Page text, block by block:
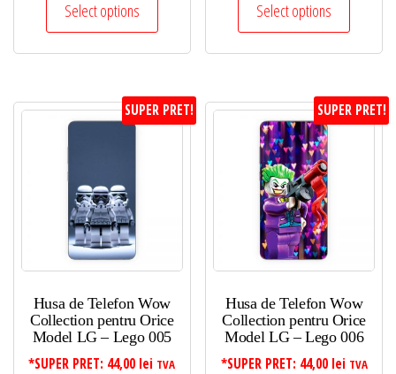
Select options Select options
SUPER PRET!
Husa de Telefon Wow
Collection pentru Orice
Model LG – Lego 005
*SUPER PRET: 44,00 lei TVA
SUPER PRET!
Husa de Telefon Wow
Collection pentru Orice
Model LG – Lego 006
*SUPER PRET: 44,00 lei TVA